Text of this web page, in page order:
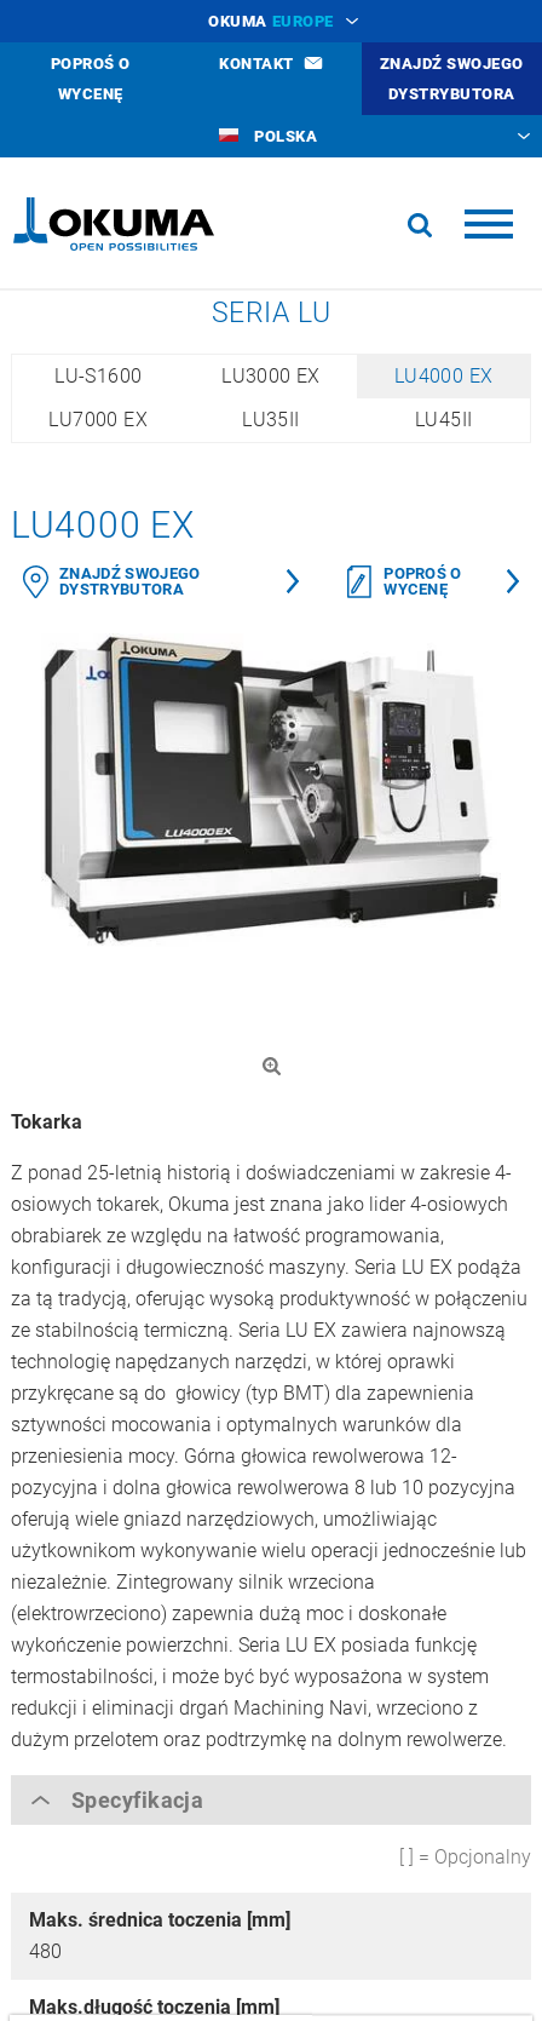
OKUMA EUROPE
POPROŚ O
WYCENĘ
KONTAKT
ZNAJDŹ SWOJEGO
DYSTRYBUTORA
POLSKA
SERIA LU
LU-S1600 LU3000 EX
LU4000 EX
LU7000 EX
LU35II LU45II
LU4000 EX
ZNAJDŹ SWOJEGO
DYSTRYBUTORA
POPROŚ O
WYCENĘ
Tokarka
Z ponad 25-letnią historią i doświadczeniami w zakresie 4-
osiowych tokarek, Okuma jest znana jako lider 4-osiowych
obrabiarek ze względu na łatwość programowania,
konfiguracji i długowieczność maszyny. Seria LU EX podąża
za tą tradycją, oferując wysoką produktywność w połączeniu
ze stabilnością termiczną. Seria LU EX zawiera najnowszą
technologię napędzanych narzędzi, w której oprawki
przykręcane są do głowicy (typ BMT) dla zapewnienia
sztywności mocowania i optymalnych warunków dla
przeniesienia mocy. Górna głowica rewolwerowa 12-
pozycyjna i dolna głowica rewolwerowa 8 lub 10 pozycyjna
oferują wiele gniazd narzędziowych, umożliwiając
użytkownikom wykonywanie wielu operacji jednocześnie lub
niezależnie. Zintegrowany silnik wrzeciona
(elektrowrzeciono) zapewnia dużą moc i doskonałe
wykończenie powierzchni. Seria LU EX posiada funkcję
termostabilności, i może być być wyposażona w system
redukcji i eliminacji drgań Machining Navi, wrzeciono z
dużym przelotem oraz podtrzymkę na dolnym rewolwerze.
Specyfikacja
[ ] = Opcjonalny
Maks. średnica toczenia [mm]
480
Maks.długość toczenia [mm]